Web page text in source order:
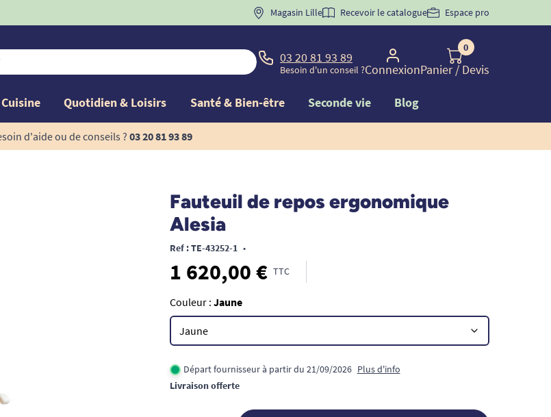
BIENVENUE" pourla 1ère commande d'incontinence
Magasin Lille Recevoir le catalogue Espace pro
03 20 81 93 89
Besoin d'un conseil ?Connexion
0
Panier/ Devis
Cuisine Quotidien & Loisirs Santé & Bien-être Seconde vie Blog
d'aide ou de conseils ?03 20 81 93 89
Fauteuil de repos ergonomique
Alesia
Ref : TE-43252-1 •
1 620,00 € TTC
Couleur : Jaune
Départ fournisseur à partir du 21/09/2026 Plus d'info
Livraison offerte